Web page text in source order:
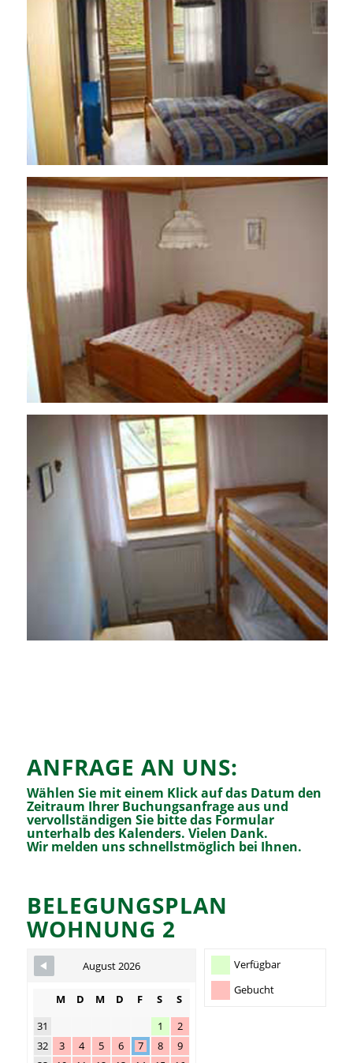
ANFRAGE AN UNS:
Wählen Sie mit einem Klick auf das Datum den
Zeitraum Ihrer Buchungsanfrage aus und
vervollständigen Sie bitte das Formular
unterhalb des Kalenders. Vielen Dank.
Wir melden uns schnellstmöglich bei Ihnen.
Skip Booking Form
BELEGUNGSPLAN
WOHNUNG 2
Verfügbar
Gebucht
August 2026
M D M D F S
S
31
1
2
32
3 4 5 6 7 8
9